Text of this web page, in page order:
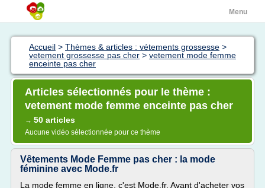
Menu
Accueil > Thèmes & articles : vétements grossesse >
vetement grossesse pas cher > vetement mode femme
enceinte pas cher
Articles sélectionnés pour le thème :
vetement mode femme enceinte pas cher
→ 50 articles
Aucune vidéo sélectionnée pour ce thème
Vêtements Mode Femme pas cher : la mode
féminine avec Mode.fr
La mode femme en ligne, c'est Mode.fr. Avant d'acheter vos